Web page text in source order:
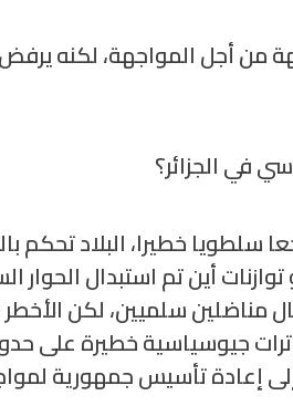
من أجل المواجهة، لكنه
في الجزائر؟
سلطويا خطيرا، البلاد تحكم
أين تم استبدال الحوار
مناضلين سلميين، لكن
جيوسياسية خطيرة على
إلى إعادة تأسيس جمهورية